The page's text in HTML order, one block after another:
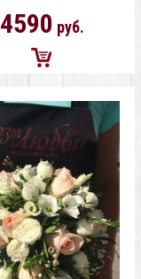
4590 руб.
Добавить
в
корзину